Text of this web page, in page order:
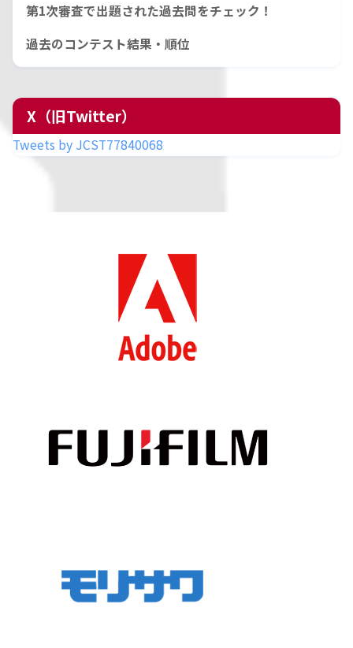
第1次審査で出題された過去問をチェック！
過去のコンテスト結果・順位
X（旧Twitter）
Tweets by JCST77840068